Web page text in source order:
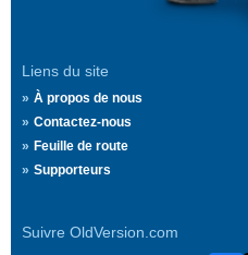
Liens du site
À propos de nous
Contactez-nous
Feuille de route
Supporteurs
Suivre OldVersion.com